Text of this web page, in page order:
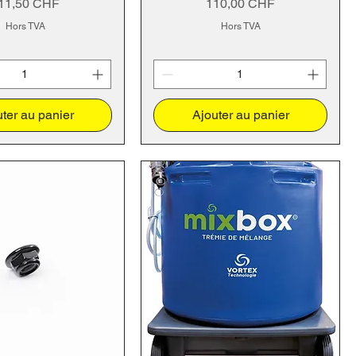
CHF
Hors TVA
au panier
110,00 CHF
Hors TVA
Ajouter au panier